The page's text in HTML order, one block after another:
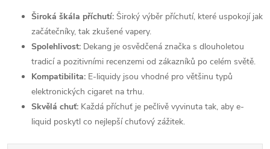
Široká škála příchutí: Široký výběr příchutí, které uspokojí jak
začátečníky, tak zkušené vapery.
Spolehlivost: Dekang je osvědčená značka s dlouholetou
tradicí a pozitivními recenzemi od zákazníků po celém světě.
Kompatibilita: E-liquidy jsou vhodné pro většinu typů
elektronických cigaret na trhu.
Skvělá chuť: Každá příchuť je pečlivě vyvinuta tak, aby e-
liquid poskytl co nejlepší chuťový zážitek.